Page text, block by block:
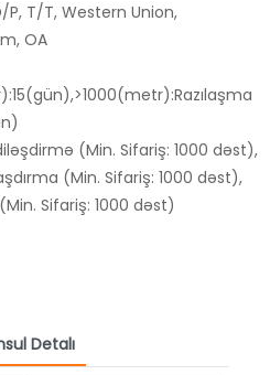
P, T/T, Western Union,
OA
(Min. Sifariş: 1000 dəst),
(Min. Sifariş: 1000 dəst),
Sifariş: 1000 dəst)
Detalı